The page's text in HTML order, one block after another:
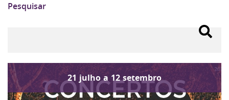
Pesquisar
21 julho a 12 setembro